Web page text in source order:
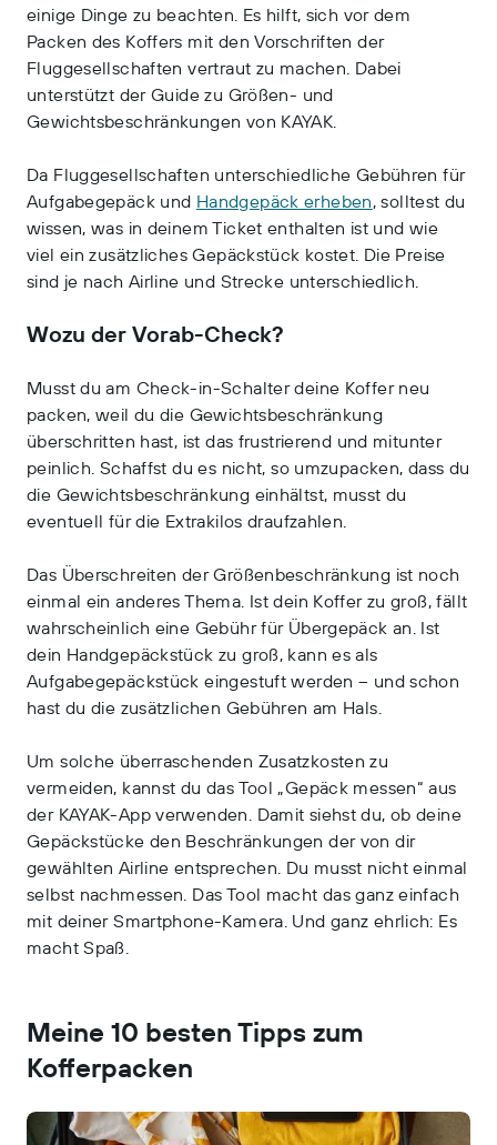
einige Dinge zu beachten. Es hilft, sich vor dem
Packen des Koffers mit den Vorschriften der
Fluggesellschaften vertraut zu machen. Dabei
unterstützt der Guide zu Größen- und
Gewichtsbeschränkungen von KAYAK.
Da Fluggesellschaften unterschiedliche Gebühren für
Aufgabegepäck und Handgepäck erheben, solltest du
wissen, was in deinem Ticket enthalten ist und wie
viel ein zusätzliches Gepäckstück kostet. Die Preise
sind je nach Airline und Strecke unterschiedlich.
Wozu der Vorab-Check?
Musst du am Check-in-Schalter deine Koffer neu
packen, weil du die Gewichtsbeschränkung
überschritten hast, ist das frustrierend und mitunter
peinlich. Schaffst du es nicht, so umzupacken, dass du
die Gewichtsbeschränkung einhältst, musst du
eventuell für die Extrakilos draufzahlen.
Das Überschreiten der Größenbeschränkung ist noch
einmal ein anderes Thema. Ist dein Koffer zu groß, fällt
wahrscheinlich eine Gebühr für Übergepäck an. Ist
dein Handgepäckstück zu groß, kann es als
Aufgabegepäckstück eingestuft werden – und schon
hast du die zusätzlichen Gebühren am Hals.
Um solche überraschenden Zusatzkosten zu
vermeiden, kannst du das Tool „Gepäck messen“ aus
der KAYAK-App verwenden. Damit siehst du, ob deine
Gepäckstücke den Beschränkungen der von dir
gewählten Airline entsprechen. Du musst nicht einmal
selbst nachmessen. Das Tool macht das ganz einfach
mit deiner Smartphone-Kamera. Und ganz ehrlich: Es
macht Spaß.
Meine 10 besten Tipps zum
Kofferpacken